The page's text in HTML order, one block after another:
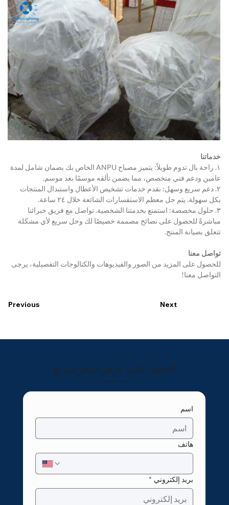
خدماتنا
١. راحة بال تدوم طويلاً: يتميز مصباح ANPU الخاص بك بضمان شامل لمدة
عامين ودعم فني متخصص، مما يضمن تألقه موسمًا بعد موسم.
٢. دعم سريع وسهل: نقدم خدمات تشخيص الأعطال واستبدال المنتجات
بكل سهولة. يتم حل معظم الاستفسارات الشائعة خلال ٢٤ ساعة.
٣. حلول مخصصة: استمتع بخدمتنا الشخصية. تواصل مع فريق خبرائنا
مباشرةً للحصول على نصائح مصممة خصيصًا لك وحل سريع لأي مشكلة
تتعلق بصيانة المنتج.
تواصل معنا
للحصول على المزيد من الصور والفيديوهات والكتالوجات التفصيلية، يرجى
التواصل معنا!
Previous Next
احصل على عرض سعر سريع!
اسم
هاتف
بريد إلكتروني *